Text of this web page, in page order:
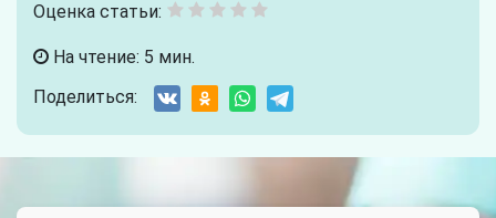
Оценка статьи:
На чтение: 5 мин.
Поделиться: